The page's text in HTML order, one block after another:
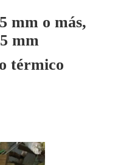
mm o más,
mm
térmico